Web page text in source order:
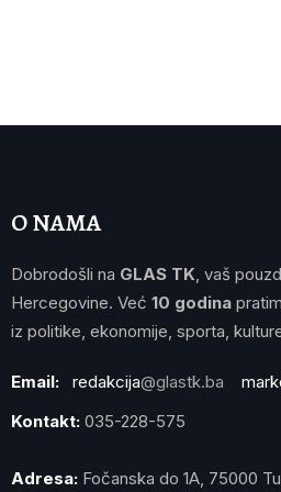
O NAMA
Dobrodošli na GLAS TK, vaš
Hercegovine. Već 10 godina
iz politike, ekonomije, sporta,
Email: redakcija@glastk.ba
Kontakt: 035-228-575
Adresa: Fočanska do 1A, 75000